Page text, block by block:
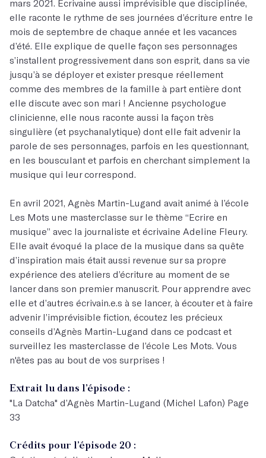
mars 2021. Écrivaine aussi imprévisible que disciplinée,
elle raconte le rythme de ses journées d’écriture entre le
mois de septembre de chaque année et les vacances
d’été. Elle explique de quelle façon ses personnages
s’installent progressivement dans son esprit, dans sa vie
jusqu’à se déployer et exister presque réellement
comme des membres de la famille à part entière dont
elle discute avec son mari ! Ancienne psychologue
clinicienne, elle nous raconte aussi la façon très
singulière (et psychanalytique) dont elle fait advenir la
parole de ses personnages, parfois en les questionnant,
en les bousculant et parfois en cherchant simplement la
musique qui leur correspond.
En avril 2021, Agnès Martin-Lugand avait animé à l’école
Les Mots une masterclasse sur le thème “Ecrire en
musique” avec la journaliste et écrivaine Adeline Fleury.
Elle avait évoqué la place de la musique dans sa quête
d’inspiration mais était aussi revenue sur sa propre
expérience des ateliers d’écriture au moment de se
lancer dans son premier manuscrit. Pour apprendre avec
elle et d’autres écrivain.e.s à se lancer, à écouter et à faire
advenir l’imprévisible fiction, écoutez les précieux
conseils d’Agnès Martin-Lugand dans ce podcast et
surveillez les masterclasse de l’école Les Mots. Vous
n'êtes pas au bout de vos surprises !
Extrait lu dans l’épisode :
"La Datcha" d’Agnès Martin-Lugand (Michel Lafon) Page
33
Crédits pour l’épisode 20 :